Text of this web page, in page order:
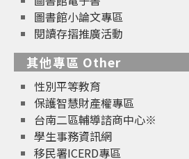
圖書館小論文專區
閱讀存摺推廣活動
其他專區 Other
性別平等教育
保護智慧財產權專區
台南二區輔導諮商中心※
學生事務資訊網
移民署ICERD專區